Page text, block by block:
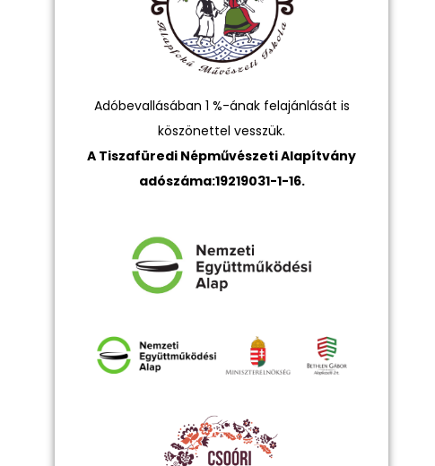
Adóbevallásában 1 %-ának felajánlását is
köszönettel vesszük.
A Tiszafüredi Népművészeti Alapítvány
adószáma:19219031-1-16.